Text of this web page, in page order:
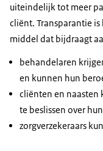
uiteindelijk tot meer
cliënt. Transparantie
middel dat bijdraagt
behandelaren
en kunnen hun
cliënten en naasten
te beslissen over
zorgverzekeraars